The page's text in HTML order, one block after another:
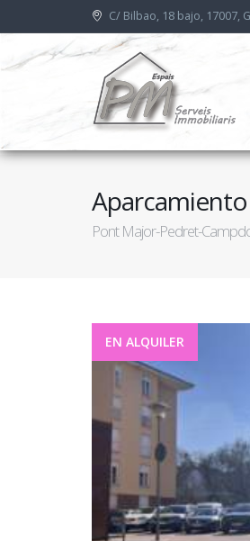
C/ Bilbao, 18 bajo, 17007,
Pont Major-Pedret-
EN ALQUILER